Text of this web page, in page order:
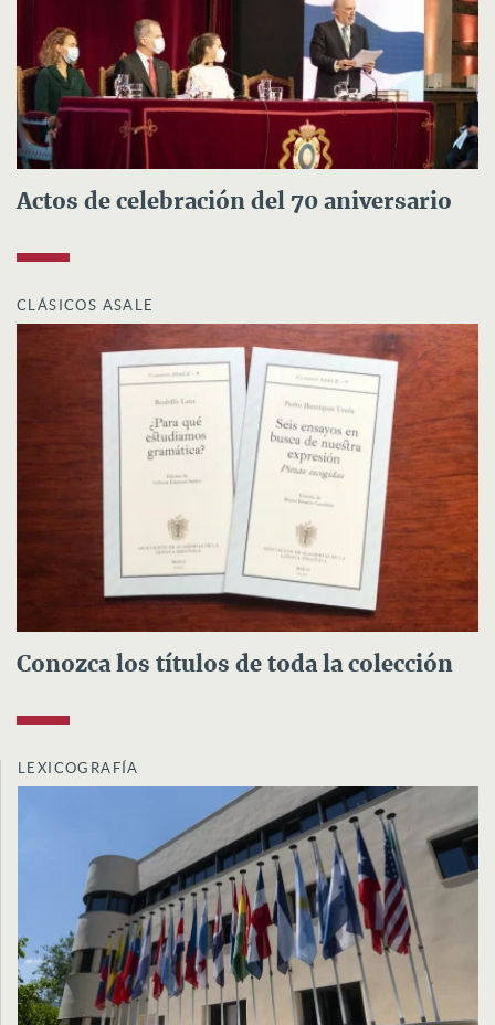
Actos de celebración del 70 aniversario
CLÁSICOS ASALE
Conozca los títulos de toda la colección
LEXICOGRAFÍA